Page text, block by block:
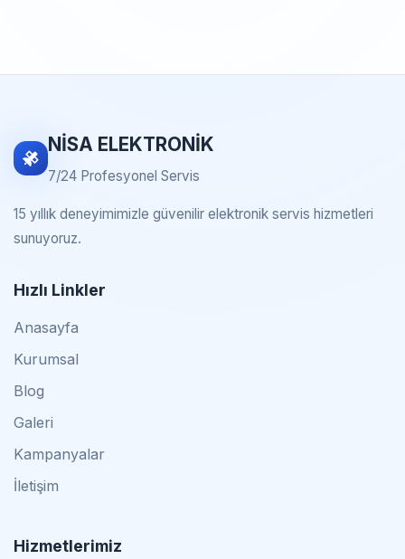
NİSA ELEKTRONİK
7/24 Profesyonel Servis
15 yıllık deneyimimizle güvenilir elektronik servis hizmetleri
sunuyoruz.
Hızlı Linkler
Anasayfa
Kurumsal
Blog
Galeri
Kampanyalar
İletişim
Hizmetlerimiz